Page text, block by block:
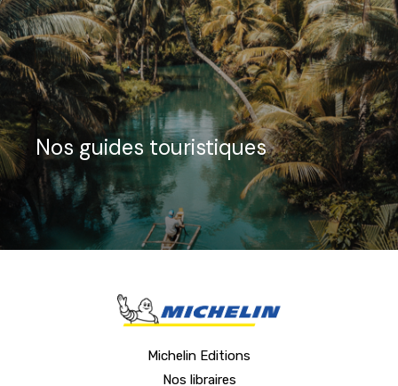
Nos guides touristiques
Michelin Editions
Nos libraires